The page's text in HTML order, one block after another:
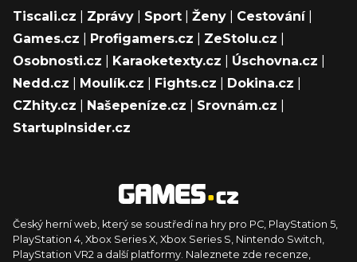
Tiscali.cz Zprávy Sport Ženy Cestování|
Games.cz
Profigamers.cz ZeStolu.cz
Osobnosti.cz
Karaoketexty.cz Úschovna.cz
Nedd.cz
Moulík.cz Fights.cz Dokina.cz
CZhity.cz
Našepeníze.cz Srovnám.cz
StartupInsider.cz
Český herní web, který se soustředí na hry pro PC, PlayStation 5,
PlayStation 4, Xbox Series X, Xbox Series S, Nintendo Switch,
PlayStation VR2 a další platformy. Naleznete zde recenze,